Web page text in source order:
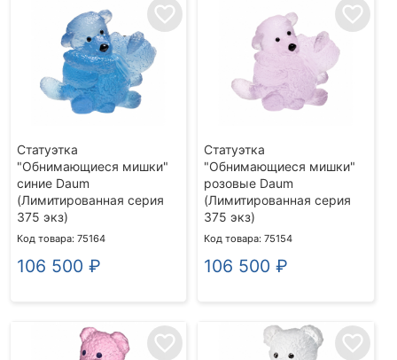
favorite_border
Статуэтка
"Обнимающиеся мишки"
синие Daum
(Лимитированная серия
375 экз)
Код товара: 75164
106 500 ₽
favorite_border
Статуэтка
"Обнимающиеся мишки"
розовые Daum
(Лимитированная серия
375 экз)
Код товара: 75154
106 500 ₽
favorite_border favorite_border